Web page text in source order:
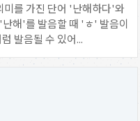
를 가진 단어 '난해하다'와
해'를 발음할 때 'ㅎ' 발음이
발음될 수 있어...